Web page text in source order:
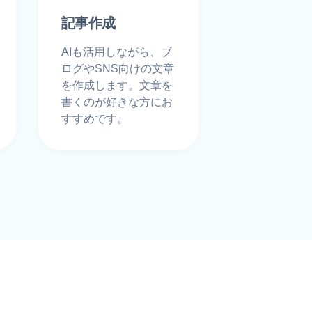
記事作成
AIも活用しながら、ブ
ログやSNS向けの文章
を作成します。文章を
書くのが好きな方にお
すすめです。